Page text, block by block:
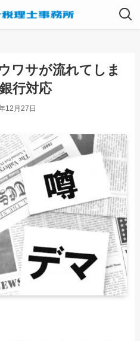
ワサが流れてしま
行対応
12月27日